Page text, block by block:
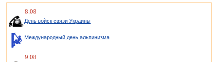
8.08
День войск связи Украины
Международный день альпинизма
9.08